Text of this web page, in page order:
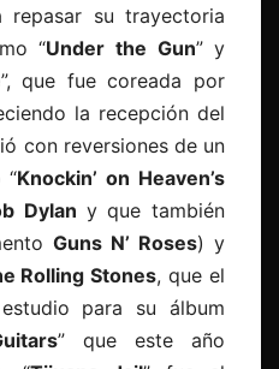
su trayectoria
“Under the Gun” y
”, que fue coreada por
la recepción del
con reversiones de un
“Knockin’ on Heaven’s
Dylan y que también
Guns N’ Roses) y
Rolling Stones, que el
para su álbum
” que este año